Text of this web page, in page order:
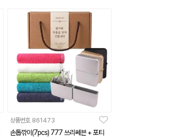
상품번호 861473
손톱깎이(7pcs) 777 쓰리쎄븐 + 포티